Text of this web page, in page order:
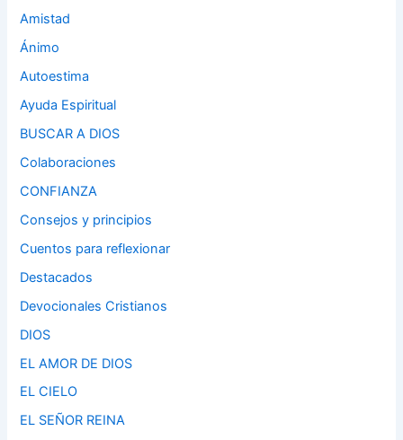
Amistad
Ánimo
Autoestima
Ayuda Espiritual
BUSCAR A DIOS
Colaboraciones
CONFIANZA
Consejos y principios
Cuentos para reflexionar
Destacados
Devocionales Cristianos
DIOS
EL AMOR DE DIOS
EL CIELO
EL SEÑOR REINA